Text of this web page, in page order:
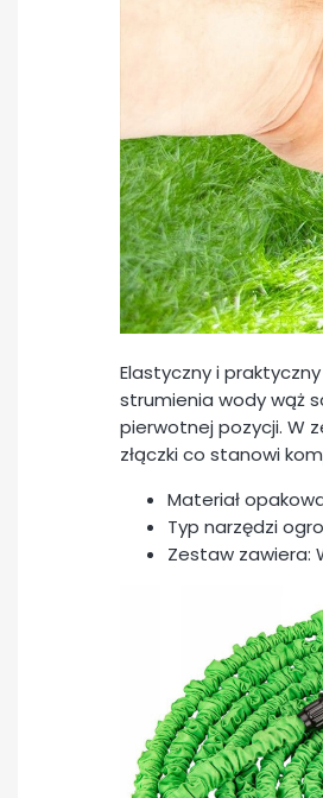
Elastyczny i praktyczny
strumienia wody wąż
pierwotnej pozycji. W
złączki co stanowi
Materiał
Typ narzędzi
Zestaw zawiera: